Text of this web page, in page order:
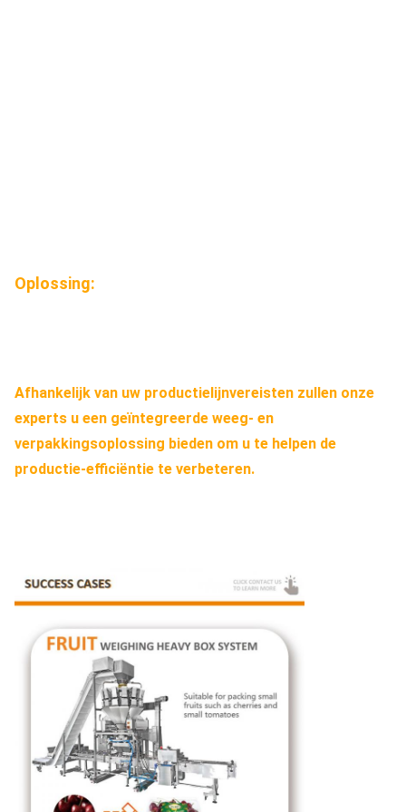
Oplossing:
Afhankelijk van uw productielijnvereisten zullen onze
experts u een geïntegreerde weeg- en
verpakkingsoplossing bieden om u te helpen de
productie-efficiëntie te verbeteren.